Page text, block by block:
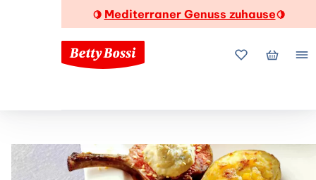
🍋 Mediterraner Genuss zuhause🍋
MeineMein